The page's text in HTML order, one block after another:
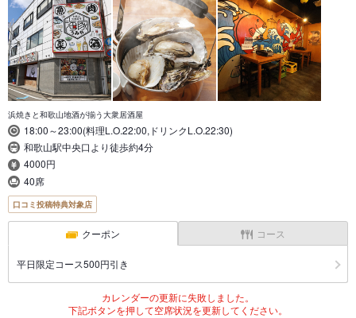
浜焼きと和歌山地酒が揃う大衆居酒屋
18:00～23:00(料理L.O.22:00,ドリンクL.O.22:30)
和歌山駅中央口より徒歩約4分
4000円
40席
口コミ投稿特典対象店
クーポン コース
平日限定コース500円引き
カレンダーの更新に失敗しました。
下記ボタンを押して空席状況を更新してください。